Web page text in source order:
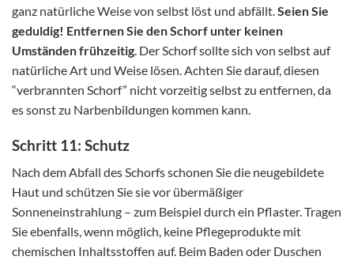
ganz natürliche Weise von selbst löst und abfällt.Seien Sie
geduldig! Entfernen Sie den Schorf unter keinen
Umständen frühzeitig. Der Schorf sollte sich von selbst auf
natürliche Art und Weise lösen. Achten Sie darauf, diesen
“verbrannten Schorf” nicht vorzeitig selbst zu entfernen, da
es sonst zu Narbenbildungen kommen kann.
Schritt 11: Schutz
Nach dem Abfall des Schorfs schonen Sie die neugebildete
Haut und schützen Sie sie vor übermäßiger
Sonneneinstrahlung – zum Beispiel durch ein Pflaster. Tragen
Sie ebenfalls, wenn möglich, keine Pflegeprodukte mit
chemischen Inhaltsstoffen auf. Beim Baden oder Duschen